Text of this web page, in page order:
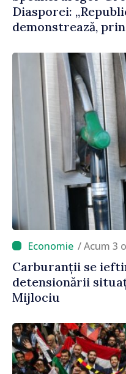
Diasporei:
demonstrează,
parte a marii
/ Acum 3
Carburanții se
detensionării
Mijlociu